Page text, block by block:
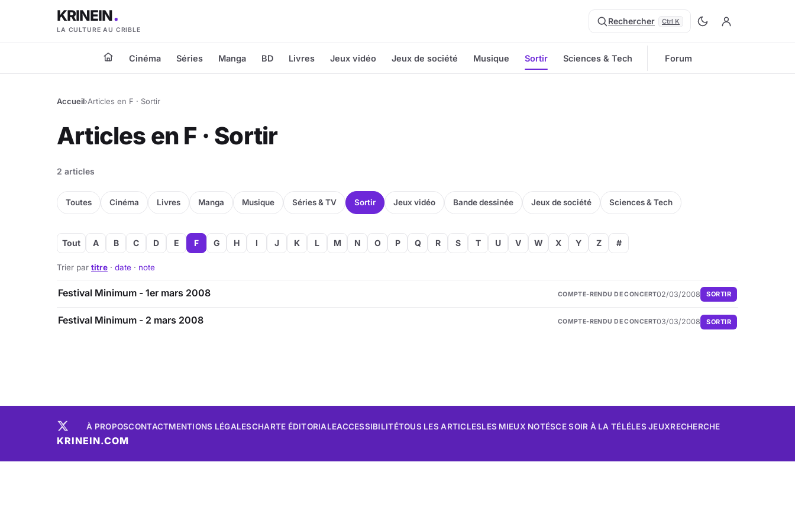
KRINEIN
LA CULTURE AU CRIBLE
Rechercher Ctrl K
Cinéma Séries Manga BD Livres Jeux vidéo Jeux de société Musique Sortir Sciences & Tech Forum
Accueil›Articles en F · Sortir
Articles en F · Sortir
2 articles
Toutes Cinéma Livres Manga Musique Séries & TV Sortir Jeux vidéo Bande dessinée Jeux de société Sciences & Tech
Tout A B C D E F G H I J K L M N O P Q R S T U V W X Y Z #
Trier par titre · date · note
Festival Minimum - 1er mars 2008 COMPTE-RENDU DE CONCERT02/03/2008 SORTIR
Festival Minimum - 2 mars 2008 COMPTE-RENDU DE CONCERT03/03/2008 SORTIR
À PROPOSCONTACTMENTIONS LÉGALESCHARTE ÉDITORIALEACCESSIBILITÉTOUS LES ARTICLESLES MIEUX NOTÉSCE SOIR À LA TÉLÉLES JEUXRECHERCHE
KRINEIN.COM